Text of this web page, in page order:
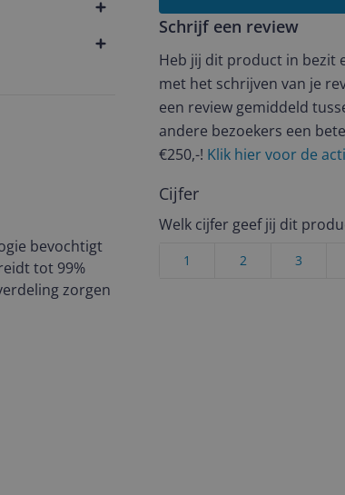
bevochtigt
tot 99%
zorgen
Schrijf een review
Heb jij dit product in bezit
met het schrijven van je
een review gemiddeld
andere bezoekers een
€250,-! Klik hier voor de
Cijfer
Welk cijfer geef jij dit
3
2
1